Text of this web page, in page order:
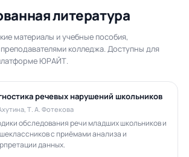
литература
материалы и учебные пособия,
колледжа. Доступны для
ЮРАЙТ.
речевых нарушений школьников
Т. А. Фотекова
обследования речи младших школьников и
с приёмами анализа и
данных.